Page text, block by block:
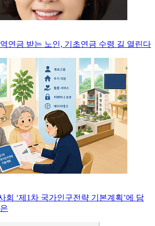
연금 받는 노인, 기초연금 수령 길 열린다
회 ‘제1차 국가인구전략 기본계획’에 담